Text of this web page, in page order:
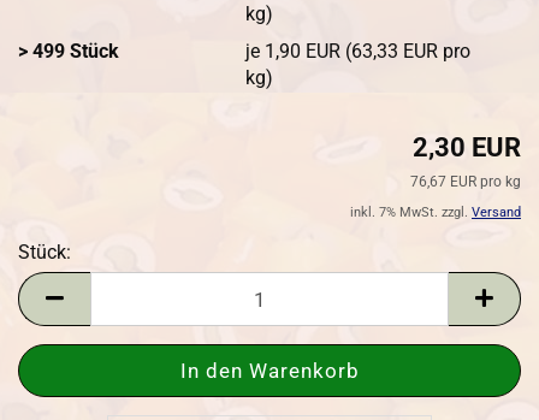
kg)
> 499 Stück
je 1,90 EUR (63,33 EUR pro
kg)
2,30 EUR
76,67 EUR pro kg
inkl. 7% MwSt. zzgl. Versand
Stück:
Stück